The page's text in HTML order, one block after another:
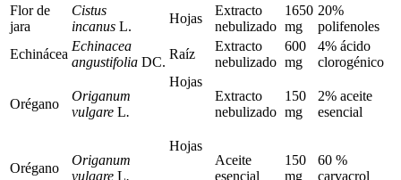
Flor de
jara
Cistus
incanus L.
Hojas
Extracto
nebulizado
1650
mg
20%
polifenoles
Echinácea
Echinacea
angustifolia DC.
Raíz
Extracto
nebulizado
600
mg
4% ácido
clorogénico
Orégano
Origanum
vulgare L.
Hojas
Extracto
nebulizado
150
mg
2% aceite
esencial
Orégano
Origanum
vulgare L.
Hojas
Aceite
esencial
150
mg
60 %
carvacrol